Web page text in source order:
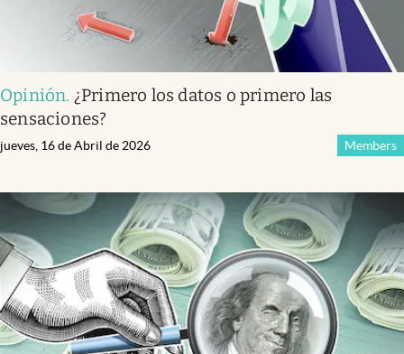
Opinión. ¿Primero los datos o primero las
sensaciones?
Members
jueves, 16 de Abril de 2026